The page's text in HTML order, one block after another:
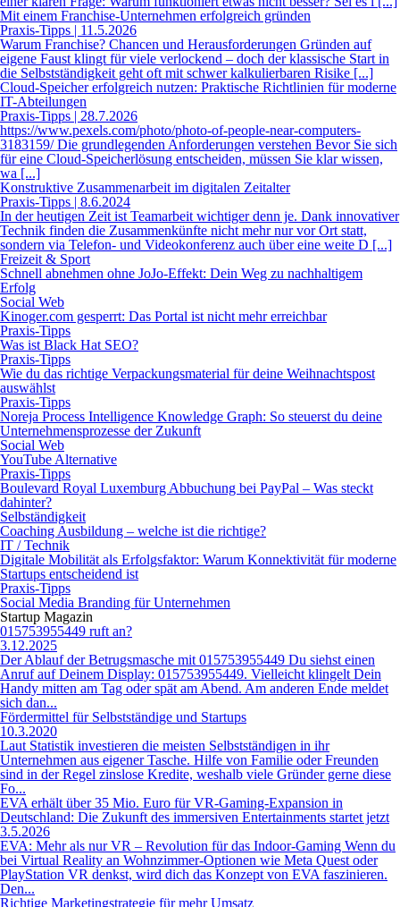
Mit einem Franchise-Unternehmen erfolgreich gründen
Praxis-Tipps | 11.5.2026
Warum Franchise? Chancen und Herausforderungen Gründen auf
eigene Faust klingt für viele verlockend – doch der klassische Start in
die Selbstständigkeit geht oft mit schwer kalkulierbaren Risike [...]
Cloud-Speicher erfolgreich nutzen: Praktische Richtlinien für moderne
IT-Abteilungen
Praxis-Tipps | 28.7.2026
https://www.pexels.com/photo/photo-of-people-near-computers-
3183159/ Die grundlegenden Anforderungen verstehen Bevor Sie sich
für eine Cloud-Speicherlösung entscheiden, müssen Sie klar wissen,
wa [...]
Konstruktive Zusammenarbeit im digitalen Zeitalter
Praxis-Tipps | 8.6.2024
In der heutigen Zeit ist Teamarbeit wichtiger denn je. Dank innovativer
Technik finden die Zusammenkünfte nicht mehr nur vor Ort statt,
sondern via Telefon- und Videokonferenz auch über eine weite D [...]
Freizeit & Sport
Schnell abnehmen ohne JoJo-Effekt: Dein Weg zu nachhaltigem
Erfolg
Social Web
Kinoger.com gesperrt: Das Portal ist nicht mehr erreichbar
Praxis-Tipps
Was ist Black Hat SEO?
Praxis-Tipps
Wie du das richtige Verpackungsmaterial für deine Weihnachtspost
auswählst
Praxis-Tipps
Noreja Process Intelligence Knowledge Graph: So steuerst du deine
Unternehmensprozesse der Zukunft
Social Web
YouTube Alternative
Praxis-Tipps
Boulevard Royal Luxemburg Abbuchung bei PayPal – Was steckt
dahinter?
Selbständigkeit
Coaching Ausbildung – welche ist die richtige?
IT / Technik
Digitale Mobilität als Erfolgsfaktor: Warum Konnektivität für moderne
Startups entscheidend ist
Praxis-Tipps
Social Media Branding für Unternehmen
Startup Magazin
015753955449 ruft an?
3.12.2025
Der Ablauf der Betrugsmasche mit 015753955449 Du siehst einen
Anruf auf Deinem Display: 015753955449. Vielleicht klingelt Dein
Handy mitten am Tag oder spät am Abend. Am anderen Ende meldet
sich dan...
Fördermittel für Selbstständige und Startups
10.3.2020
Laut Statistik investieren die meisten Selbstständigen in ihr
Unternehmen aus eigener Tasche. Hilfe von Familie oder Freunden
sind in der Regel zinslose Kredite, weshalb viele Gründer gerne diese
Fo...
EVA erhält über 35 Mio. Euro für VR-Gaming-Expansion in
Deutschland: Die Zukunft des immersiven Entertainments startet jetzt
3.5.2026
EVA: Mehr als nur VR – Revolution für das Indoor-Gaming Wenn du
bei Virtual Reality an Wohnzimmer-Optionen wie Meta Quest oder
PlayStation VR denkst, wird dich das Konzept von EVA faszinieren.
Den...
Richtige Marketingstrategie für mehr Umsatz